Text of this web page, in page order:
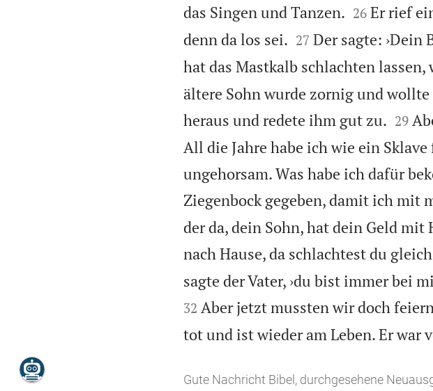
das Singen und Tanzen.
26 Er rief
denn da los sei.
27 Der sagte: ›Dein
hat das Mastkalb schlachten
ältere Sohn wurde zornig und
heraus und redete ihm gut zu.
29
All die Jahre habe ich wie ein
ungehorsam. Was habe ich dafür
Ziegenbock gegeben, damit ich mit
der da, dein Sohn, hat dein Geld
nach Hause, da schlachtest du
sagte der Vater, ›du bist immer bei
32 Aber jetzt mussten wir doch
tot und ist wieder am Leben. Er war
Gute Nachricht Bibel, durchgesehene